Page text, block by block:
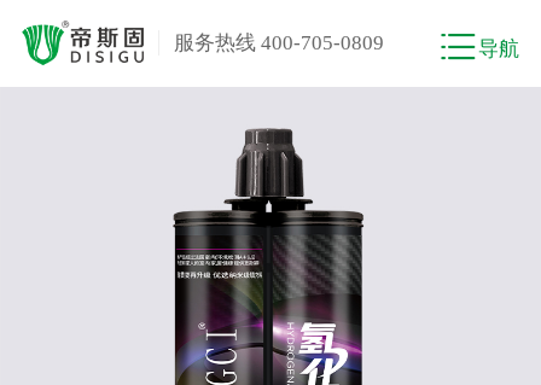
服务热线 400-705-0809 导航